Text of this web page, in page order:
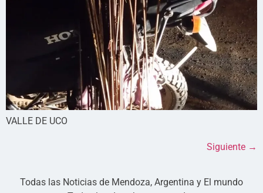
VALLE DE UCO
Siguiente →
Todas las Noticias de Mendoza, Argentina y El mundo